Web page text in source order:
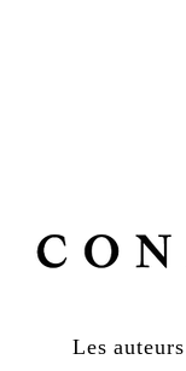
Les auteurs